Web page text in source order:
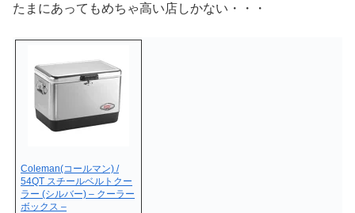
たまにあってもめちゃ高い店しかない・・・
Coleman(コールマン) /
54QT スチールベルトクー
ラー (シルバー) – クーラー
ボックス –